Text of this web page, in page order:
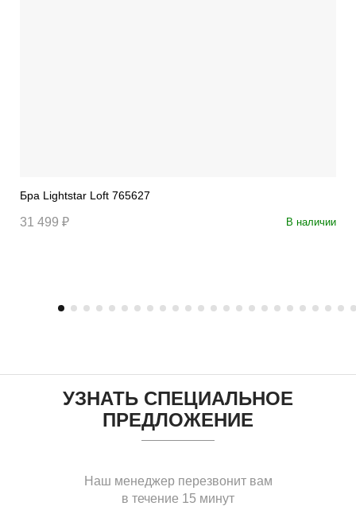
Бра Lightstar Loft 765627
31 499 ₽ В наличии
УЗНАТЬ СПЕЦИАЛЬНОЕ
ПРЕДЛОЖЕНИЕ
Наш менеджер перезвонит вам
в течение 15 минут